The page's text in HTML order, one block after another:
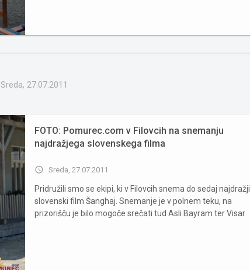
Sreda, 27.07.2011
FOTO: Pomurec.com v Filovcih na snemanju
najdražjega slovenskega filma
access_time Sreda, 27.07.2011
Pridružili smo se ekipi, ki v Filovcih snema do sedaj najdražji
slovenski film Šanghaj. Snemanje je v polnem teku, na
prizorišču je bilo mogoče srečati tud Asli Bayram ter Visar